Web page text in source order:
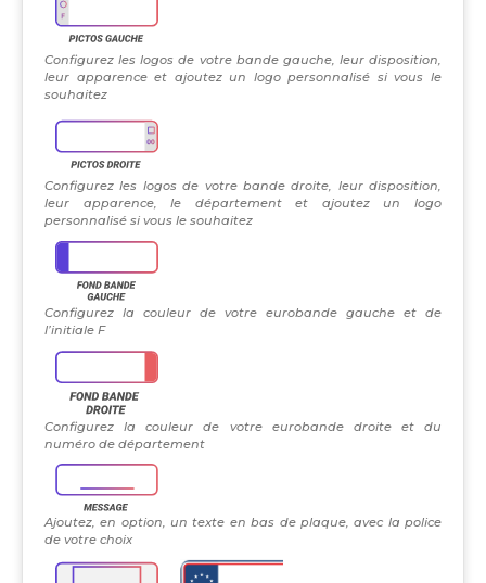
Configurez les logos de votre bande gauche, leur disposition,
leur apparence et ajoutez un logo personnalisé si vous le
souhaitez
Configurez les logos de votre bande droite, leur disposition,
leur apparence, le département et ajoutez un logo
personnalisé si vous le souhaitez
Configurez la couleur de votre eurobande gauche et de
l’initiale F
Configurez la couleur de votre eurobande droite et du
numéro de département
Ajoutez, en option, un texte en bas de plaque, avec la police
de votre choix